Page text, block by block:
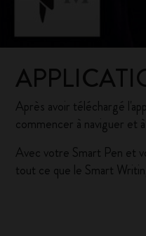
Après avoir téléchargé
commencer à naviguer et
Avec votre Smart Pen et
tout ce que le Smart